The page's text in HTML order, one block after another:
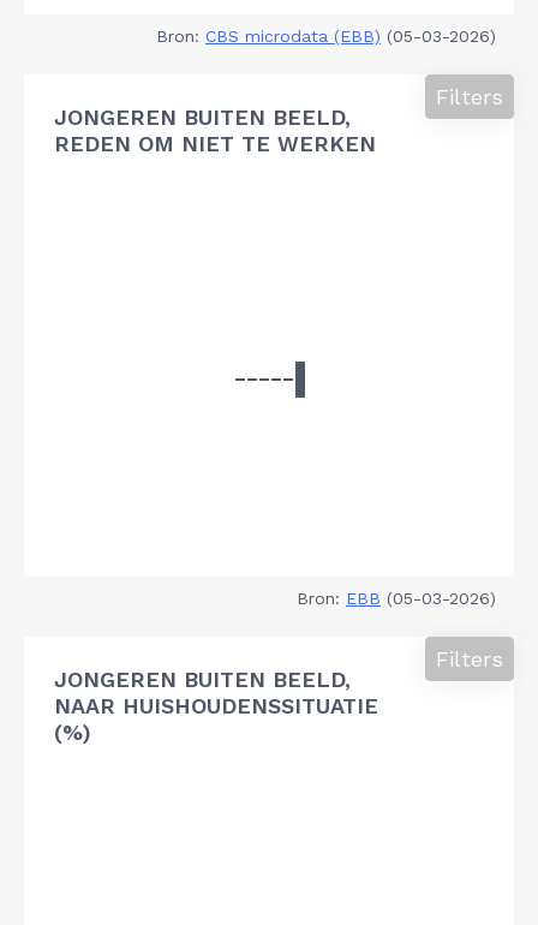
Bron: CBS microdata (EBB) (05-03-2026)
JONGEREN BUITEN BEELD,
REDEN OM NIET TE WERKEN
Filters
Bron: EBB (05-03-2026)
JONGEREN BUITEN BEELD,
NAAR HUISHOUDENSSITUATIE
(%)
Filters